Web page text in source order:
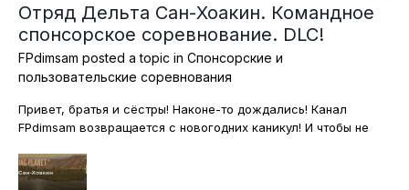
Отряд Дельта Сан-Хоакин. Командное
спонсорское соревнование. DLC!
FPdimsam posted a topic in Спонсорские и
пользовательские соревнования
Привет, братья и сёстры! Наконе-то дождались! Канал
FPdimsam возвращается с новогодних каникул! И чтобы не
солнечную Калифорнию, где вечное лето и прекрасная
рыбалка в дельте реки Сан-Хоакин! Берём спиннинги и